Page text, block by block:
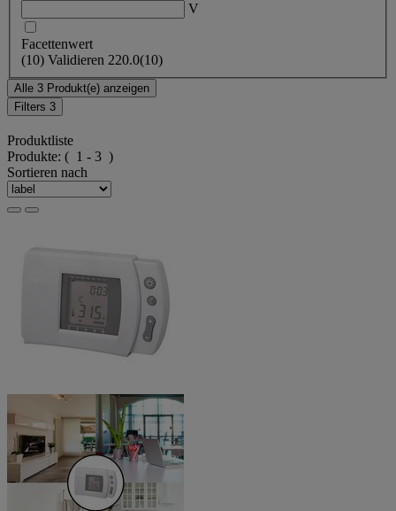
V
Facettenwert
(10) Validieren 220.0(10)
Alle 3 Produkt(e) anzeigen
Filters 3
Produktliste
Produkte: ( 1 - 3 )
Sortieren nach